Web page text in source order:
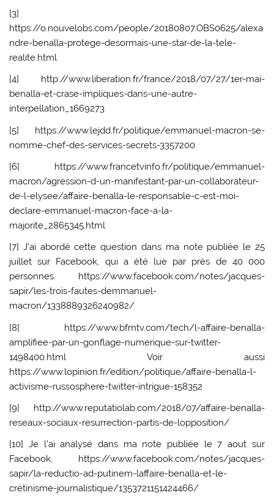
[3]
https://o.nouvelobs.com/people/20180807.OBS0625/alexa
ndre-benalla-protege-desormais-une-star-de-la-tele-
realite.html
[4] http://www.liberation.fr/france/2018/07/27/1er-mai-
benalla-et-crase-impliques-dans-une-autre-
interpellation_1669273
[5] https://www.lejdd.fr/politique/emmanuel-macron-se-
nomme-chef-des-services-secrets-3357200
[6] https://www.francetvinfo.fr/politique/emmanuel-
macron/agression-d-un-manifestant-par-un-collaborateur-
de-l-elysee/affaire-benalla-le-responsable-c-est-moi-
declare-emmanuel-macron-face-a-la-
majorite_2865345.html
[7] J’ai abordé cette question dans ma note publiée le 25
juillet sur Facebook, qui a été lue par près de 40 000
personnes. https://www.facebook.com/notes/jacques-
sapir/les-trois-fautes-demmanuel-
macron/1338889326240982/
[8] https://www.bfmtv.com/tech/l-affaire-benalla-
amplifiee-par-un-gonflage-numerique-sur-twitter-
1498400.html Voir aussi
https://www.lopinion.fr/edition/politique/affaire-benalla-l-
activisme-russosphere-twitter-intrigue-158352
[9] http://www.reputatiolab.com/2018/07/affaire-benalla-
reseaux-sociaux-resurrection-partis-de-lopposition/
[10] Je l’ai analysé dans ma note publiée le 7 aout sur
Facebook, https://www.facebook.com/notes/jacques-
sapir/la-reductio-ad-putinem-laffaire-benalla-et-le-
crétinisme-journalistique/1353721151424466/